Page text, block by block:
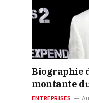
Biographie
montante
ENTREPRISES